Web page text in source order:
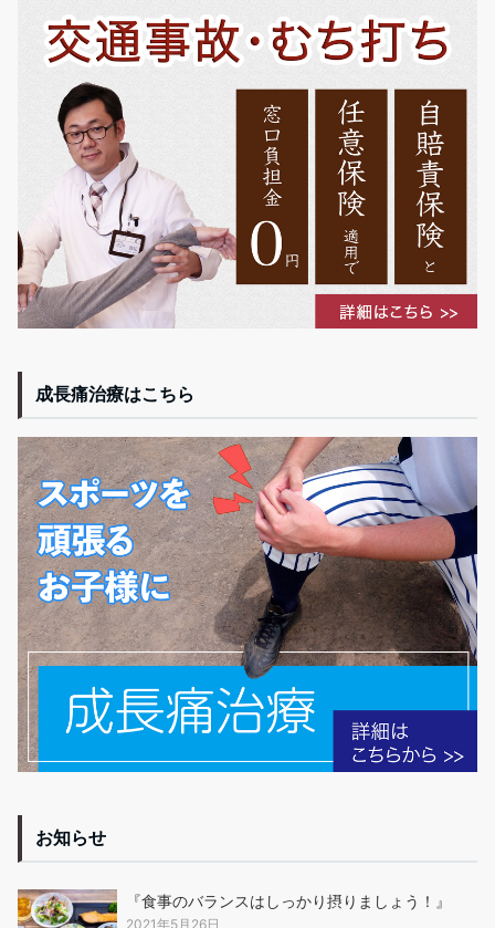
成長痛治療はこちら
お知らせ
『食事のバランスはしっかり摂りましょう！』
2021年5月26日